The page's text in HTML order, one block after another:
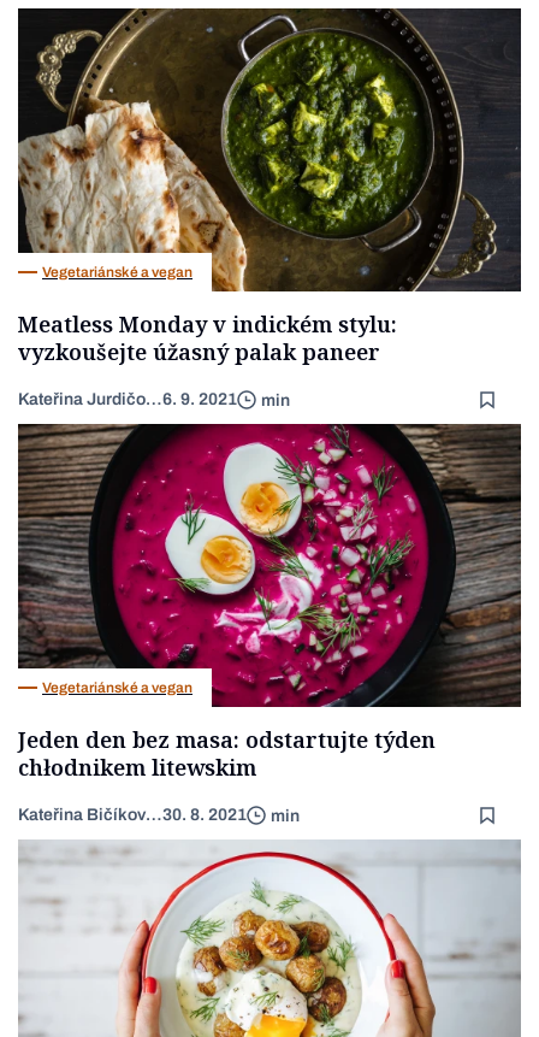
Vegetariánské a vegan
Meatless Monday v indickém stylu:
vyzkoušejte úžasný palak paneer
Kateřina Jurdičová6. 9. 2021 min
Vegetariánské a vegan
Jeden den bez masa: odstartujte týden
chłodnikem litewskim
Kateřina Bičíková Harudová30. 8. 2021 min